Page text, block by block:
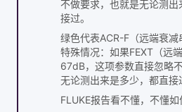
不做要求，也就是无论测出
接过。
绿色代表ACR-F（远端衰
特殊情况：如果FEXT（远
67dB，这项参数直接忽略
无论测出来是多少，都直接
FLUKE报告看不懂，不懂如